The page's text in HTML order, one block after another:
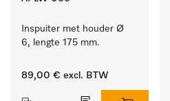
Inspuiter met houder Ø
6, lengte 175 mm.
89,00 € excl. BTW